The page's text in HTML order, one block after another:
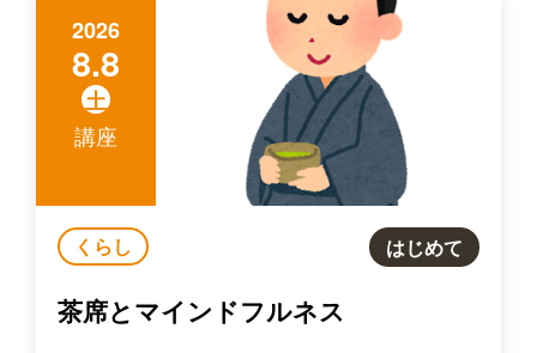
2026
8.8
土
講座
くらし はじめて
茶席とマインドフルネス